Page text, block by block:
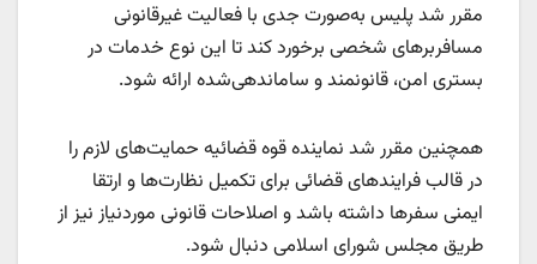
مقرر شد پلیس به‌صورت جدی با فعالیت غیرقانونی
مسافربرهای شخصی برخورد کند تا این نوع خدمات در
بستری امن، قانونمند و ساماندهی‌شده ارائه شود.
همچنین مقرر شد نماینده قوه قضائیه حمایت‌های لازم را
در قالب فرایندهای قضائی برای تکمیل نظارت‌ها و ارتقا
ایمنی سفرها داشته باشد و اصلاحات قانونی موردنیاز نیز از
طریق مجلس شورای اسلامی دنبال شود.